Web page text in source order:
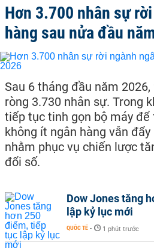
Hơn 3.700 nhân sự
hàng sau nửa đầu
Sau 6 tháng đầu năm
ròng 3.730 nhân sự. Trong
tiếp tục tinh gọn bộ máy để
không ít ngân hàng vẫn
nhằm phục vụ chiến lược
đổi số.
Dow Jones tăng
lập kỷ lục mới
QUỐC TẾ - 1 phút trước